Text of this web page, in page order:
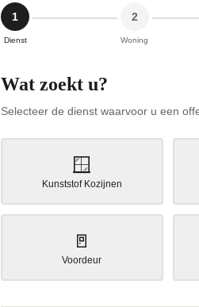
1
Dienst
2
Woning
Wat zoekt u?
Selecteer de dienst waarvoor u een
🪟
Kunststof Kozijnen
🚪
Voordeur